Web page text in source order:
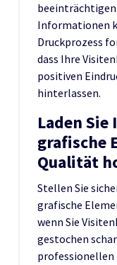
Informationen
Druckprozess
dass Ihre
positiven
hinterlassen.
Laden
grafische
Qualität
Stellen Sie
grafische
wenn Sie
gestochen
professionellen